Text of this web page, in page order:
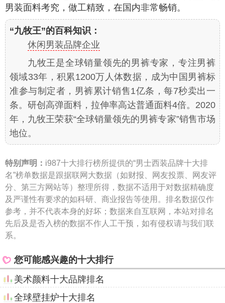
男装面料考究，做工精致，在国内非常畅销。
“九牧王”的百科知识：
休闲男装品牌企业
九牧王是全球销量领先的男裤专家，专注男裤
领域33年，积累1200万人体数据，成为中国男裤标
准参与制定者，男裤累计销售1亿条，每7秒卖出一
条。研创高弹面料，拉伸率高达普通面料4倍。2020
年，九牧王荣获“全球销量领先的男裤专家”销售市场
地位。
特别声明： i987十大排行榜所提供的“男士西装品牌十大排
名”榜单数据是跟据联网大数据（如财报、网友投票、网友评
分、第三方网站等）整理所得，数据不适用于对数据精确度
及严谨性有要求的如科研、商业报告等使用。排名数据仅作
参考，并不代表本身的好坏；数据来自互联网，本站对排名
先后及是否入榜的数据不作人工干预，如有侵权请与我们联
系。
您可能感兴趣的十大排行
美术颜料十大品牌排名
全球壁挂炉十大排名